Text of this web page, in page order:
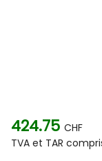
424.75 CHF
TVA et TAR